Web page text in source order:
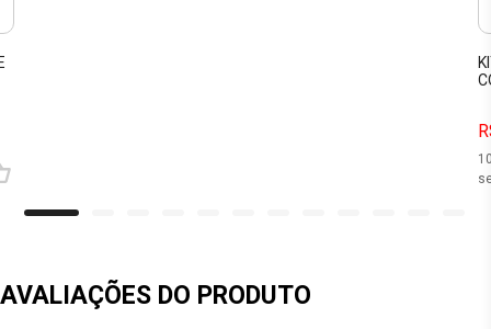
AVALIAÇÕES DO PRODUTO